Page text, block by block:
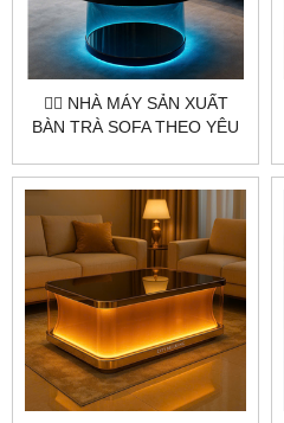
👷‍♂️ NHÀ MÁY SẢN XUẤT
BÀN TRÀ SOFA THEO YÊU
OCEAN BLUE LUXE